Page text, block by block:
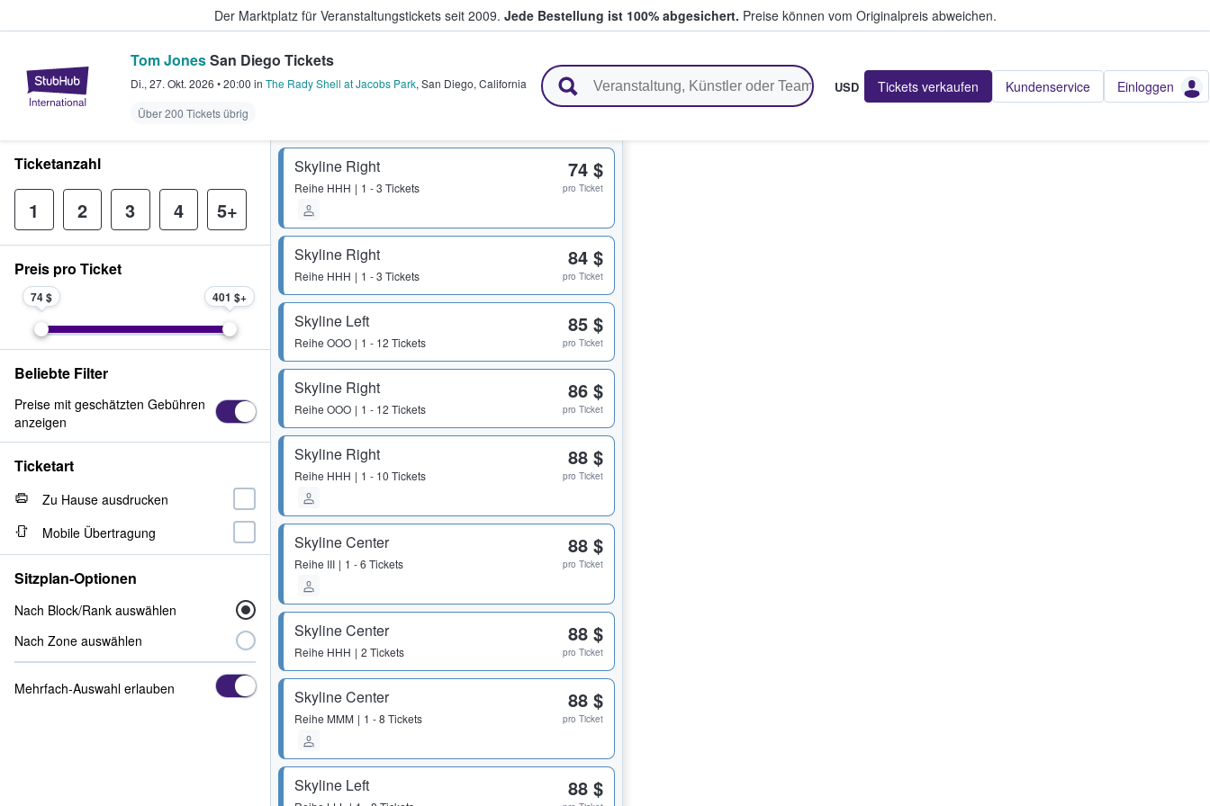
Der Marktplatz für Veranstaltungstickets seit 2009. Jede Bestellung ist 100% abgesichert. Preise können vom Originalpreis abweichen.
StubHub - Wo Fans Tickets kaufen & verkaufen
Tom JonesSan Diego Tickets
Di., 27. Okt. 2026 •20:00 in The Rady Shell at Jacobs Park, San Diego, California
Über 200 Tickets übrig
USD Tickets verkaufen Kundenservice Einloggen
Skyline Right
Reihe HHH 1 - 3 Tickets
74 $
pro Ticket
Skyline Right
Reihe HHH 1 - 3 Tickets
84 $
pro Ticket
Skyline Left
Reihe OOO 1 - 12 Tickets
85 $
pro Ticket
Skyline Right
Reihe OOO 1 - 12 Tickets
86 $
pro Ticket
Skyline Right
Reihe HHH 1 - 10 Tickets
88 $
pro Ticket
Skyline Center
Reihe III 1 - 6 Tickets
88 $
pro Ticket
Skyline Center
Reihe HHH 2 Tickets
88 $
pro Ticket
Skyline Center
Reihe MMM 1 - 8 Tickets
88 $
pro Ticket
Skyline Left 88 $
Ticketanzahl
1 2 3 4 5+
Preis pro Ticket
74 $ 401 $
Beliebte Filter
Preise mit geschätzten Gebühren
anzeigen
Ticketart
Zu Hause ausdrucken
Mobile Übertragung
Sitzplan-Optionen
Nach Block/Rank auswählen
Nach Zone auswählen
Mehrfach-Auswahl erlauben